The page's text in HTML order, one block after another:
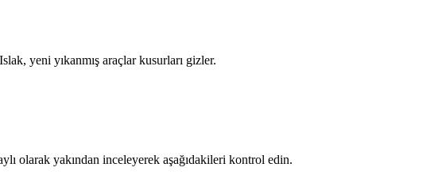
yeni yıkanmış araçlar kusurları gizler.
olarak yakından inceleyerek aşağıdakileri kontrol edin.